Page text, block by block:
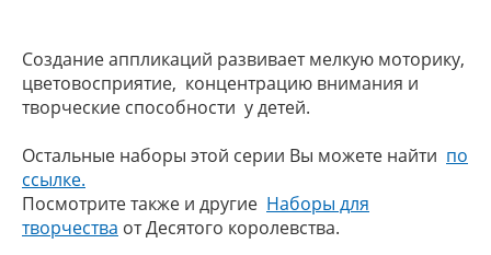
Создание аппликаций развивает мелкую моторику,
цветовосприятие, концентрацию внимания и
творческие способности у детей.
Остальные наборы этой серии Вы можете найти по
ссылке.
Посмотрите также и другие Наборы для
творчества от Десятого королевства.